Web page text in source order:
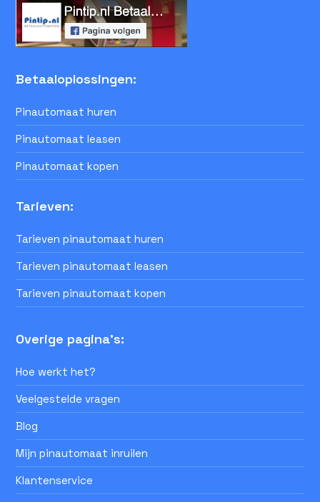
Betaaloplossingen:
Pinautomaat huren
Pinautomaat leasen
Pinautomaat kopen
Tarieven:
Tarieven pinautomaat huren
Tarieven pinautomaat leasen
Tarieven pinautomaat kopen
Overige pagina's:
Hoe werkt het?
Veelgestelde vragen
Blog
Mijn pinautomaat inruilen
Klantenservice